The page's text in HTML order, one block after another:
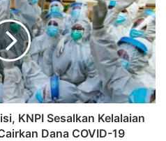
KNPI Sesalkan Kelalaian
Dana COVID-19